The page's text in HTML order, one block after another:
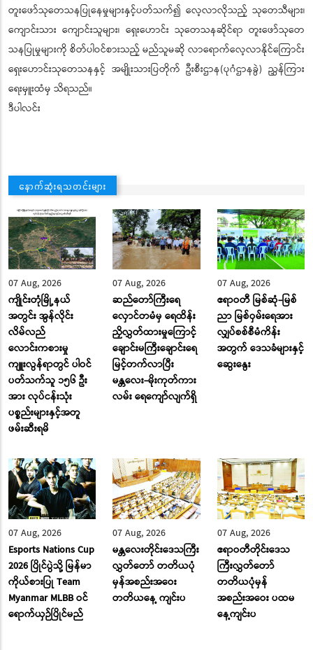
တူးဖော်သုတေသနပြုနေမှုများနှင့်ပတ်သက်၍ လေ့လာလိုသည့် သုတေသီများ၊
ကျောင်းသား ကျောင်းသူများ၊ ရှေးဟောင်း သုတေသနဆိုင်ရာ တူးဖော်သုတေ
သနပြုမှုများကို ‌စိတ်ပါဝင်စားသည့် မည်သူမဆို လာရောက်လေ့လာနိုင်ကြောင်း
ရှေးဟောင်းသုတေသနနှင့် အမျိုးသားပြတိုက် ဦးစီးဌာန(ပုဂံဌာနခွဲ) ညွှန်ကြား
ရေးမှူးထံမှ သိရသည်။
ဒီပါလင်း
နောက်ဆုံးရသတင်းများ
07 Aug, 2026
ကျိုင်းတုံမြို့နယ်
အတွင်း အွန်လိုင်း
လိမ်လည်
လောင်းကစားမှု
ကျူးလွန်ရာတွင် ပါဝင်
ပတ်သက်သူ ၁၅၆ ဦး
အား လုပ်ငန်းသုံး
ပစ္စည်းများနှင့်အတူ
ဖမ်းဆီးရမိ
07 Aug, 2026
ဆည်တော်ကြီးရေ
လှောင်တမံမှ ရေထိန်း
ညှိလွှတ်ထားမှုကြောင့်
ချောင်းမကြီးချောင်းရေ
မြင့်တက်လာပြီး
မန္တလေး-မိုးကုတ်ကား
လမ်း ‌ရေ‌ကျော်လျက်ရှိ
07 Aug, 2026
ဧရာဝတီ မြစ်ဆုံ-မြစ်
ညာ မြစ်ဝှမ်းရေအား
လျှပ်စစ်စီမံကိန်း
အတွက် ဒေသခံများနှင့်
ဆွေးနွေး
07 Aug, 2026
Esports Nations Cup
2026 ပြိုင်ပွဲသို့ မြန်မာ
ကိုယ်စားပြု Team
Myanmar MLBB ဝင်
ရောက်ယှဉ်ပြိုင်မည်
07 Aug, 2026
မန္တလေးတိုင်းဒေသကြီး
လွှတ်တော် တတိယပုံ
မှန်အစည်းအဝေး
တတိယနေ့ ကျင်းပ
07 Aug, 2026
ဧရာဝတီတိုင်းဒေသ
ကြီးလွှတ်တော်
တတိယပုံမှန်
အစည်းအဝေး ပထမ
နေ့ကျင်းပ